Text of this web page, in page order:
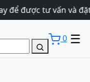
để được tư vấn và
0 ☰